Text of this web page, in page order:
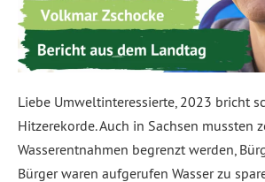
Liebe Umweltinteressierte, 2023 bricht
Hitzerekorde. Auch in Sachsen mussten
Wasserentnahmen begrenzt werden,
Bürger waren aufgerufen Wasser zu